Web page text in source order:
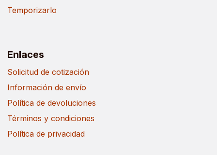
Temporizarlo
Enlaces
Solicitud de cotización
Información de envío
Política de devoluciones
Términos y condiciones
Política de privacidad